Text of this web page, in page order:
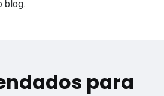
blog.
para